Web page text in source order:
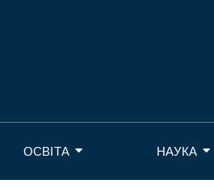
ОСВІТА НАУКА